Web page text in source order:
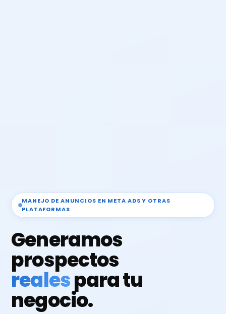
MANEJO DE ANUNCIOS EN META ADS Y OTRAS
PLATAFORMAS
Generamos
prospectos
realespara tu
negocio.